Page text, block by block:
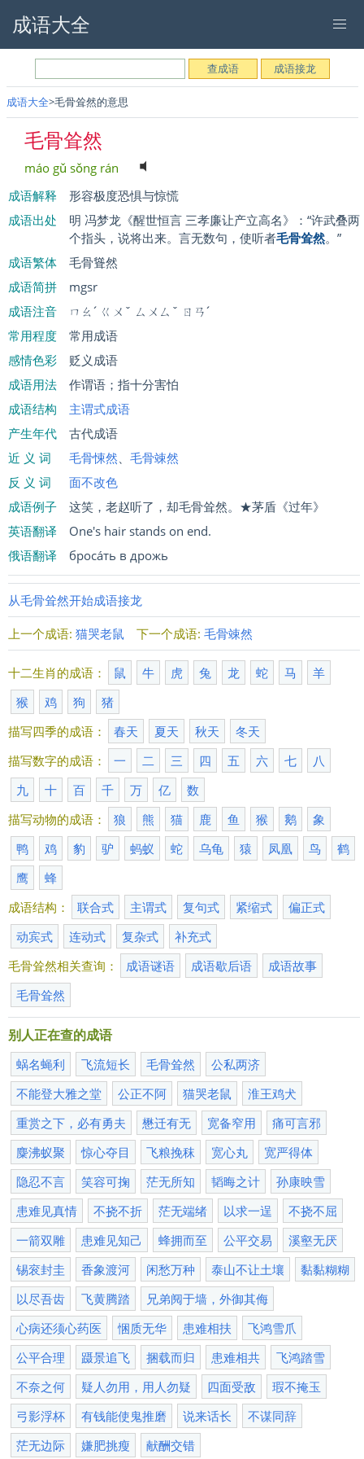
成语大全
成语大全 毛骨耸然的意思
毛骨耸然
máo gǔ sǒng rán
成语解释
形容极度恐惧与惊慌
成语出处
明 冯梦龙《醒世恒言 三孝廉让产立高名》：“许武叠两
个指头，说将出来。言无数句，使听者毛骨耸然。”
成语繁体
毛骨聳然
成语简拼
mgsr
成语注音
ㄇㄠˊ ㄍㄨˇ ㄙㄨㄙˇ ㄖㄢˊ
常用程度
常用成语
感情色彩
贬义成语
成语用法
作谓语；指十分害怕
成语结构
主谓式成语
产生年代
古代成语
近 义 词
毛骨悚然
毛骨竦然
反 义 词
面不改色
成语例子
这笑，老赵听了，却毛骨耸然。★茅盾《过年》
英语翻译
One's hair stands on end.
俄语翻译
бросáть в дрожь
从毛骨耸然开始成语接龙
上一个成语: 猫哭老鼠 下一个成语: 毛骨竦然
十二生肖的成语： 鼠 牛 虎 兔 龙 蛇 马
羊
猴
鸡 狗
猪
描写四季的成语：
春天 夏天 秋天
冬天
描写数字的成语：
一 二 三 四 五 六 七
八
九
十 百 千 万 亿
数
描写动物的成语：
狼 熊 猫 鹿 鱼 猴 鹅
象
鸭
鸡 豹 驴 蚂蚁 蛇 乌龟 猿 凤凰 鸟
鹤
鹰
蜂
成语结构：
联合式 主谓式 复句式 紧缩式
偏正式
动宾式
连动式 复杂式
补充式
毛骨耸然相关查询：
成语谜语 成语歇后语
成语故事
毛骨耸然
别人正在查的成语
蜗名蝇利 飞流短长 毛骨耸然
公私两济
不能登大雅之堂
公正不阿 猫哭老鼠
淮王鸡犬
重赏之下，必有勇夫
懋迁有无 宽备窄用
痛可言邪
麋沸蚁聚
惊心夺目 飞粮挽秣 宽心丸
宽严得体
隐忍不言
笑容可掬 茫无所知 韬晦之计
孙康映雪
患难见真情
不挠不折 茫无端绪 以求一逞
不挠不屈
一箭双雕
患难见知己 蜂拥而至 公平交易
溪壑无厌
锡衮封圭
香象渡河 闲愁万种 泰山不让土壤
黏黏糊糊
以尽吾齿
飞黄腾踏
兄弟阋于墙，外御其侮
心病还须心药医
悃质无华 患难相扶
飞鸿雪爪
公平合理
蹑景追飞 捆载而归 患难相共
飞鸿踏雪
不奈之何
疑人勿用，用人勿疑 四面受敌
瑕不掩玉
弓影浮杯
有钱能使鬼推磨 说来话长
不谋同辞
茫无边际
嫌肥挑瘦 献酬交错